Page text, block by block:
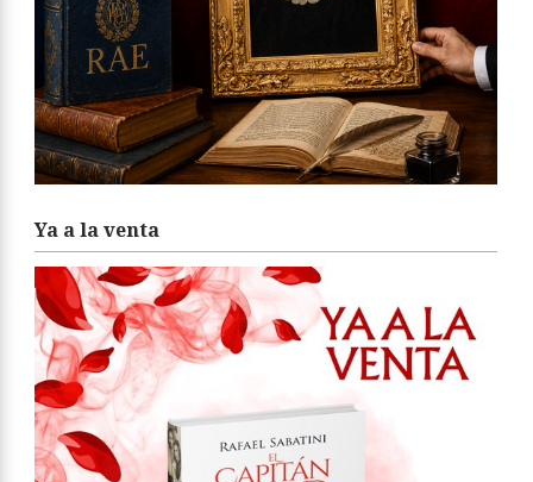
Ya a la venta